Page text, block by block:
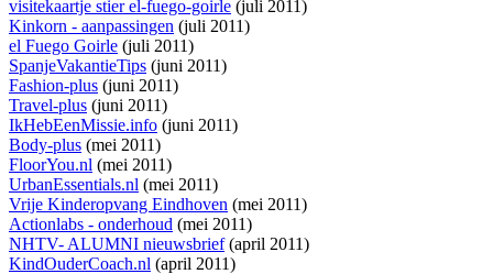
visitekaartje stier el-fuego-goirle (juli 2011)
Kinkorn - aanpassingen (juli 2011)
el Fuego Goirle (juli 2011)
SpanjeVakantieTips (juni 2011)
Fashion-plus (juni 2011)
Travel-plus (juni 2011)
IkHebEenMissie.info (juni 2011)
Body-plus (mei 2011)
FloorYou.nl (mei 2011)
UrbanEssentials.nl (mei 2011)
Vrije Kinderopvang Eindhoven (mei 2011)
Actionlabs - onderhoud (mei 2011)
NHTV- ALUMNI nieuwsbrief(april 2011)
KindOuderCoach.nl (april 2011)